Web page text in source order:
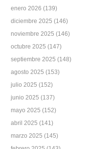
enero 2026 (139)
diciembre 2025 (146)
noviembre 2025 (146)
octubre 2025 (147)
septiembre 2025 (148)
agosto 2025 (153)
julio 2025 (152)
junio 2025 (137)
mayo 2025 (152)
abril 2025 (141)
marzo 2025 (145)